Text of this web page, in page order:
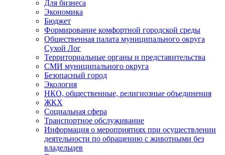
Для бизнеса
Экономика
Бюджет
Формирование комфортной городской среды
Общественная палата муниципального округа
Сухой Лог
Территориальные органы и представительства
СМИ муниципального округа
Безопасный город
Экология
НКО, общественные, религиозные объединения
ЖКХ
Социальная сфера
Транспортное обслуживание
Информация о мероприятиях при осуществлении
деятельности по обращению с животными без
владельцев